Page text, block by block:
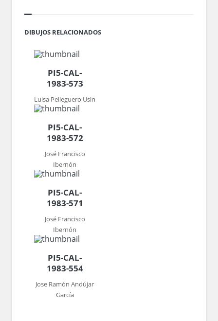
DIBUJOS RELACIONADOS
PI5-CAL-
1983-573
Luisa Pelleguero Usin
PI5-CAL-
1983-572
José Francisco
Ibernón
PI5-CAL-
1983-571
José Francisco
Ibernón
PI5-CAL-
1983-554
Jose Ramón Andújar
García